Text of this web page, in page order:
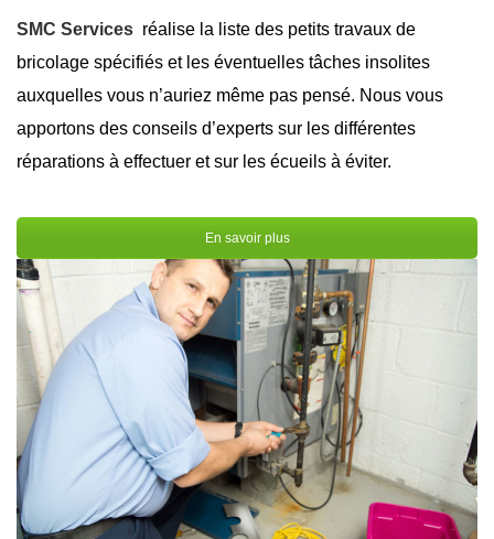
SMC Services réalise la liste des petits travaux de
bricolage spécifiés et les éventuelles tâches insolites
auxquelles vous n’auriez même pas pensé. Nous vous
apportons des conseils d’experts sur les différentes
réparations à effectuer et sur les écueils à éviter.
En savoir plus